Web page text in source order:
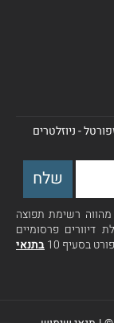
- ניוזלטרים
רשימת תפוצה
דיוורים פרסומיים
בסעיף 10
בתנאי